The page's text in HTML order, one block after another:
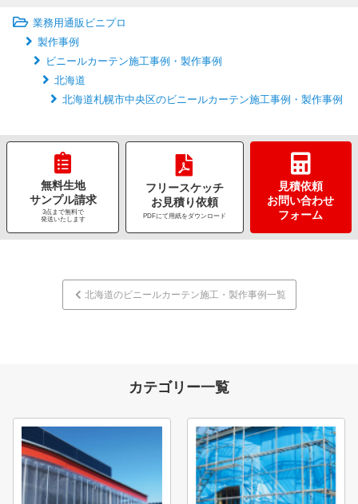
業務用通販ビニプロ
製作事例
ビニールカーテン施工事例・製作事例
北海道
北海道札幌市中央区のビニールカーテン施工事例・製作事例
無料生地
サンプル請求
3点まで無料で
発送いたします
フリースケッチ
お見積り依頼
PDFにて用紙をダウンロード
見積依頼
お問い合わせ
フォーム
北海道のビニールカーテン施工・製作事例一覧
カテゴリー一覧